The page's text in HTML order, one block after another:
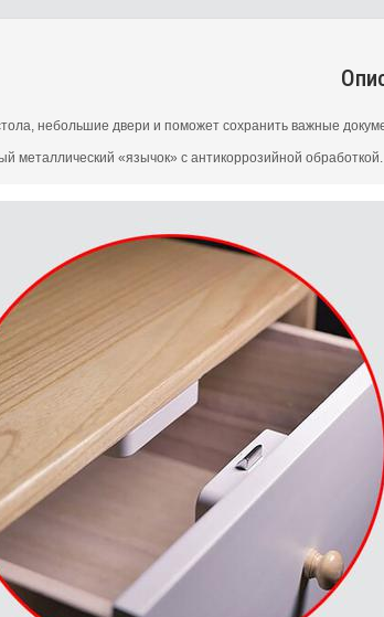
небольшие двери и поможет сохранить важные
металлический «язычок» с антикоррозийной